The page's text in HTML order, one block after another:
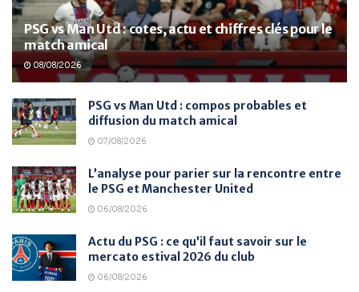
PSG vs Man Utd : cotes, actu et chiffres clés pour le
match amical
08/08/2026
PSG vs Man Utd : compos probables et
diffusion du match amical
07/08/2026
L’analyse pour parier sur la rencontre entre
le PSG et Manchester United
06/08/2026
Actu du PSG : ce qu’il faut savoir sur le
mercato estival 2026 du club
06/08/2026